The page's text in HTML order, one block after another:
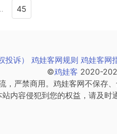
45
诉） 鸡娃客网规则 鸡娃客网
©鸡娃客 2020-
，严禁商用。鸡娃客网不保存
站内容侵犯到您的权益，请及时